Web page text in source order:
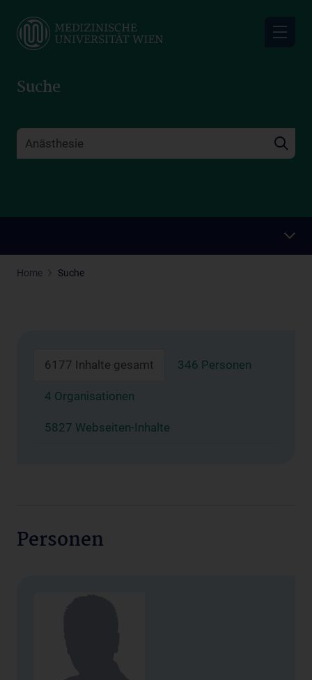
main
Suche
Home Suche
6177 Inhalte gesamt 346 Personen
4 Organisationen
5827 Webseiten-Inhalte
Personen